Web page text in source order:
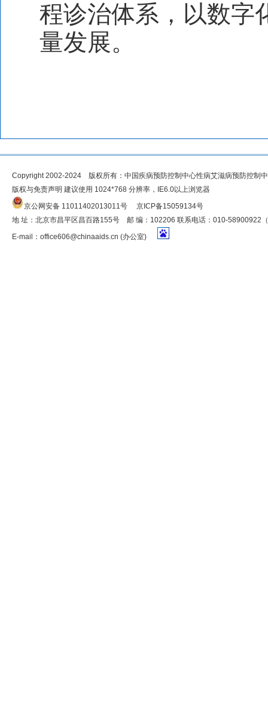
程诊治体系，以数字
量发展。
Copyright 2002-2024 版权所有：中国疾病预防控制中心性病艾滋病预防控制
版权与免责声明 建议使用 1024*768 分辨率，IE6.0以上浏览器
京公网安备 11011402013011号
京ICP备15059134号
地 址：北京市昌平区昌百路155号 邮 编：102206 联系电话：010-58900922
E-mail： office606@chinaaids.cn (办公室)